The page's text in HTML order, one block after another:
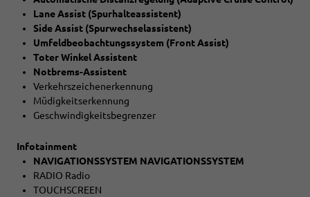
Lane Assist (Spurhalteassistent)
Side Assist (Spurwechselassistent)
Umfeldbeobachtungssystem (Front Assist)
Toter Winkel Assistent
Notbrems-Assistent
Verkehrszeichenerkennung
Müdigkeitserkennung
Geschwindigkeitsbegrenzer
Infotainment
NAVIGATIONSSYSTEM NAVIGATIONSSYSTEM
RADIO Radio
TOUCHSCREEN